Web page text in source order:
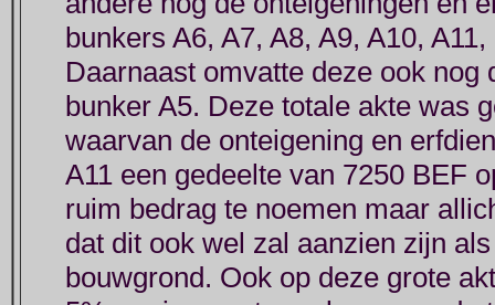
bunkers A6, A7, A8, A9, A10,
Daarnaast omvatte deze ook nog
bunker A5. Deze totale akte was
waarvan de onteigening en
A11 een gedeelte van 7250 BEF
ruim bedrag te noemen maar
dat dit ook wel zal aanzien zijn
bouwgrond. Ook op deze grote